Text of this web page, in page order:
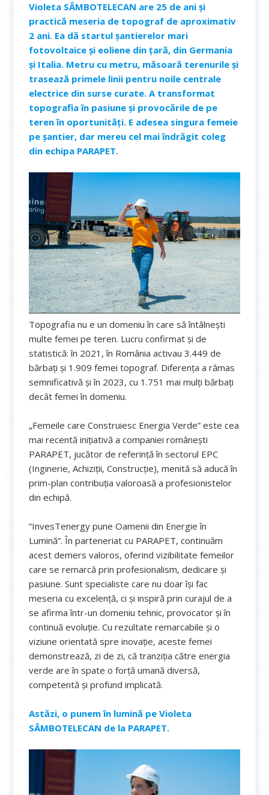
Violeta SÂMBOTELECAN are 25 de ani și
practică meseria de topograf de aproximativ
2 ani. Ea dă startul șantierelor mari
fotovoltaice și eoliene din țară, din Germania
și Italia. Metru cu metru, măsoară terenurile și
trasează primele linii pentru noile centrale
electrice din surse curate. A transformat
topografia în pasiune și provocările de pe
teren în oportunități. E adesea singura femeie
pe șantier, dar mereu cel mai îndrăgit coleg
din echipa PARAPET.
Topografia nu e un domeniu în care să întâlnești
multe femei pe teren. Lucru confirmat și de
statistică: în 2021, în România activau 3.449 de
bărbați și 1.909 femei topograf. Diferența a rămas
semnificativă și în 2023, cu 1.751 mai mulți bărbați
decât femei în domeniu.
„Femeile care Construiesc Energia Verde” este cea
mai recentă inițiativă a companiei românești
PARAPET, jucător de referință în sectorul EPC
(Inginerie, Achiziții, Construcție), menită să aducă în
prim-plan contribuția valoroasă a profesionistelor
din echipă.
“InvesTenergy pune Oamenii din Energie în
Lumină”. În parteneriat cu PARAPET, continuăm
acest demers valoros, oferind vizibilitate femeilor
care se remarcă prin profesionalism, dedicare și
pasiune. Sunt specialiste care nu doar își fac
meseria cu excelență, ci și inspiră prin curajul de a
se afirma într-un domeniu tehnic, provocator și în
continuă evoluție. Cu rezultate remarcabile și o
viziune orientată spre inovație, aceste femei
demonstrează, zi de zi, că tranziția către energia
verde are în spate o forță umană diversă,
competentă și profund implicată.
Astăzi, o punem în lumină pe Violeta
SÂMBOTELECAN de la PARAPET.